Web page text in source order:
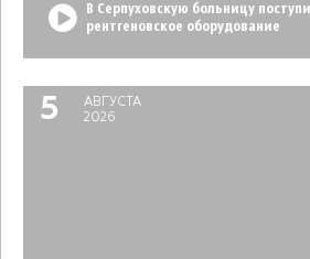
В Серпуховскую больницу
рентгеновское оборудование
5
АВГУСТА
2026